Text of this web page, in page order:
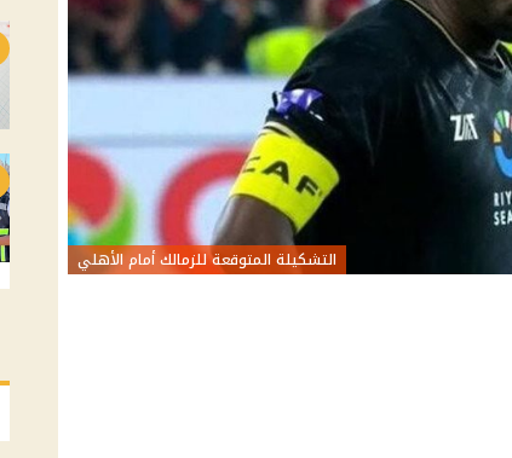
التشكيلة المتوقعة للزمالك أمام الأهلي